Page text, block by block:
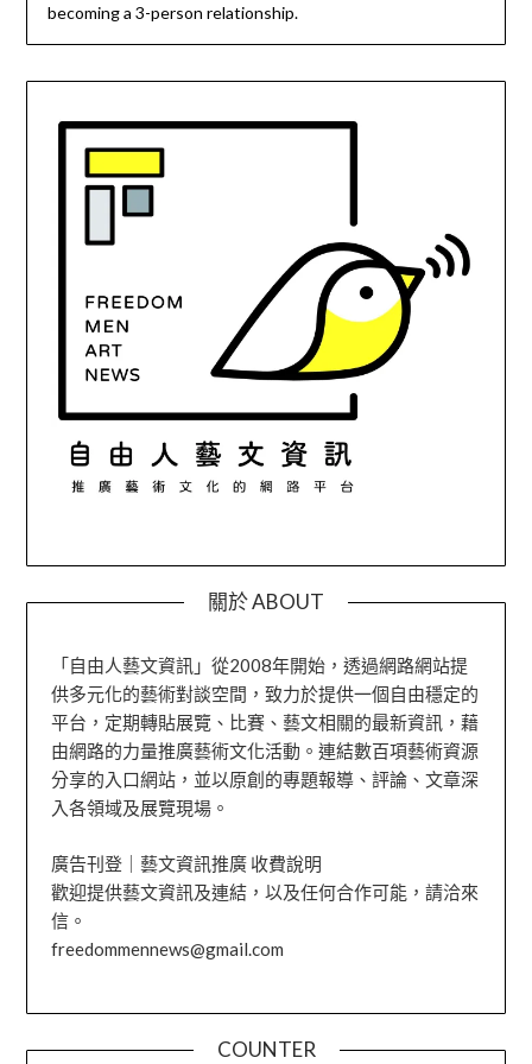
becoming a 3-person relationship.
關於 ABOUT
「自由人藝文資訊」從2008年開始，透過網路網站提
供多元化的藝術對談空間，致力於提供一個自由穩定的
平台，定期轉貼展覽、比賽、藝文相關的最新資訊，藉
由網路的力量推廣藝術文化活動。連結數百項藝術資源
分享的入口網站，並以原創的專題報導、評論、文章深
入各領域及展覽現場。
廣告刊登｜藝文資訊推廣 收費說明
歡迎提供藝文資訊及連結，以及任何合作可能，請洽來
信。
freedommennews@gmail.com
COUNTER